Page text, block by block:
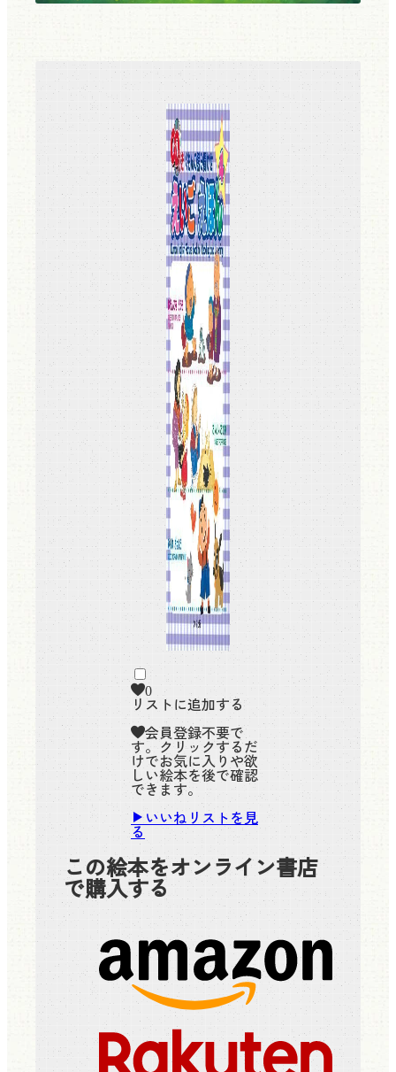
0
リストに追加する
会員登録不要で
す。クリックするだ
けでお気に入りや欲
しい絵本を後で確認
できます。
いいねリストを見
る
この絵本をオンライン書店
で購入する